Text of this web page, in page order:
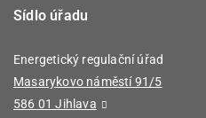
Sídlo úřadu
Energetický regulační úřad
Masarykovo náměstí 91/5
586 01 Jihlava